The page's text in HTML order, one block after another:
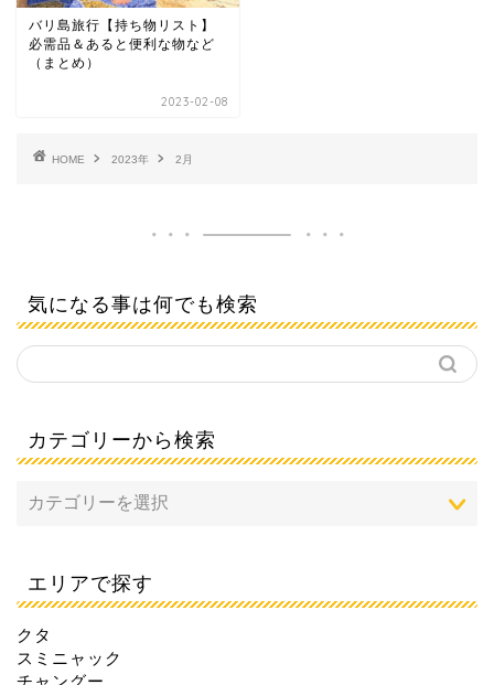
バリ島旅行【持ち物リスト】
必需品＆あると便利な物など
（まとめ）
2023-02-08
HOME 2023年 2月
気になる事は何でも検索
カテゴリーから検索
エリアで探す
クタ
スミニャック